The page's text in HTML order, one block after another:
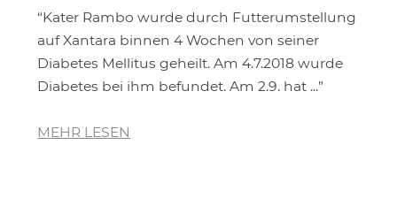
“Kater Rambo wurde durch Futterumstellung
auf Xantara binnen 4 Wochen von seiner
Diabetes Mellitus geheilt. Am 4.7.2018 wurde
Diabetes bei ihm befundet. Am 2.9. hat ...”
MEHR LESEN